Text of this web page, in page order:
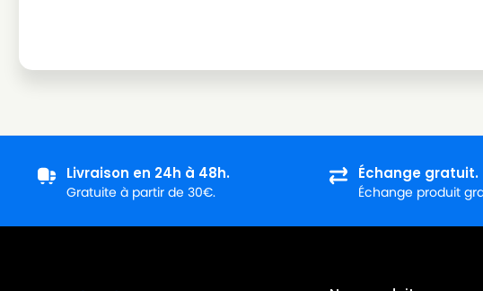
Livraison en 24h à 48h.
Gratuite à partir de 30€.
Échange gratuit.
Échange produit